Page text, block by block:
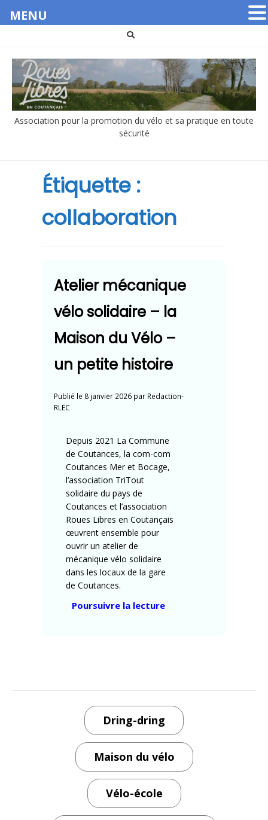
contenu
Association pour la promotion du vélo et sa pratique en toute
sécurité
Étiquette :
collaboration
Atelier mécanique
vélo solidaire – la
Maison du Vélo –
un petite histoire
Publié le 8 janvier 2026 par Redaction-
RLEC
Depuis 2021 La Commune
de Coutances, la com-com
Coutances Mer et Bocage,
l’association TriTout
solidaire du pays de
Coutances et l’association
Roues Libres en Coutançais
œuvrent ensemble pour
ouvrir un atelier de
mécanique vélo solidaire
dans les locaux de la gare
de Coutances.
Poursuivre la lecture« Atelier
du
Vélo
–
petite
histoire »
Dring-dring
Maison du vélo
Vélo-école
MENU